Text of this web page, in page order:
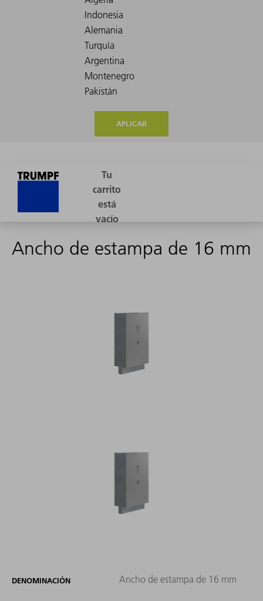
APLICAR
Ancho de estampa de 16 mm
DENOMINACIÓN Ancho de estampa de 16 mm